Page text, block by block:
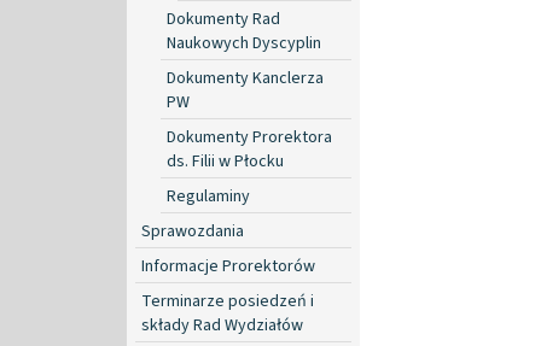
Dokumenty Rad
Naukowych Dyscyplin
Dokumenty Kanclerza
PW
Dokumenty Prorektora
ds. Filii w Płocku
Regulaminy
Sprawozdania
Informacje Prorektorów
Terminarze posiedzeń i
składy Rad Wydziałów